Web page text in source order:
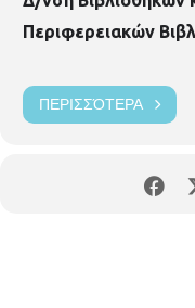
Περιφερειακών
ΠΕΡΙΣΣΌΤΕΡΑ